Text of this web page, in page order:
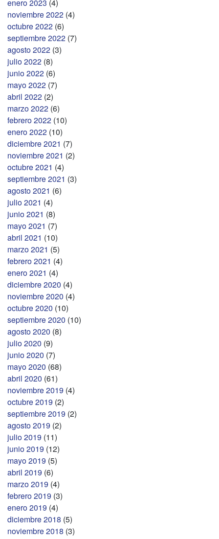
enero 2023 (4)
noviembre 2022 (4)
octubre 2022 (6)
septiembre 2022 (7)
agosto 2022 (3)
julio 2022 (8)
junio 2022 (6)
mayo 2022 (7)
abril 2022 (2)
marzo 2022 (6)
febrero 2022 (10)
enero 2022 (10)
diciembre 2021 (7)
noviembre 2021 (2)
octubre 2021 (4)
septiembre 2021 (3)
agosto 2021 (6)
julio 2021 (4)
junio 2021 (8)
mayo 2021 (7)
abril 2021 (10)
marzo 2021 (5)
febrero 2021 (4)
enero 2021 (4)
diciembre 2020 (4)
noviembre 2020 (4)
octubre 2020 (10)
septiembre 2020 (10)
agosto 2020 (8)
julio 2020 (9)
junio 2020 (7)
mayo 2020 (68)
abril 2020 (61)
noviembre 2019 (4)
octubre 2019 (2)
septiembre 2019 (2)
agosto 2019 (2)
julio 2019 (11)
junio 2019 (12)
mayo 2019 (5)
abril 2019 (6)
marzo 2019 (4)
febrero 2019 (3)
enero 2019 (4)
diciembre 2018 (5)
noviembre 2018 (3)